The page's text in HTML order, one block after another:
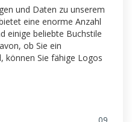
09
und Daten zu unserem
eine enorme Anzahl
einige beliebte Buchstile
ob Sie ein
können Sie fähige Logos